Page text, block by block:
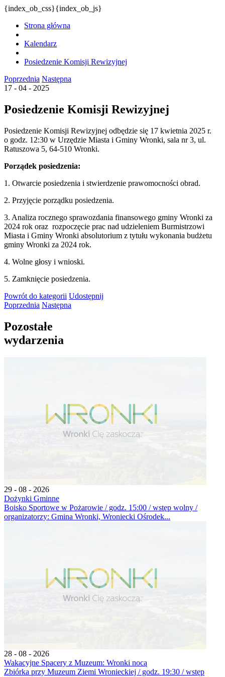
{index_ob_css}{index_ob_js}
Strona główna
Kalendarz
Posiedzenie Komisji Rewizyjnej
Poprzednia Następna
17 - 04 - 2025
Posiedzenie Komisji Rewizyjnej
Posiedzenie Komisji Rewizyjnej odbędzie się 17 kwietnia 2025 r.
o godz. 12:30 w Urzędzie Miasta i Gminy Wronki, sala nr 3, ul.
Ratuszowa 5, 64-510 Wronki.
Porządek posiedzenia:
1. Otwarcie posiedzenia i stwierdzenie prawomocności obrad.
2. Przyjęcie porządku posiedzenia.
3. Analiza rocznego sprawozdania finansowego gminy Wronki za
2024 rok oraz rozpoczęcie prac nad udzieleniem Burmistrzowi
Miasta i Gminy Wronki absolutorium z tytułu wykonania budżetu
gminy Wronki za 2024 rok.
4. Wolne głosy i wnioski.
5. Zamknięcie posiedzenia.
Powrót do kategorii Udostępnij
Poprzednia Następna
Pozostałe
wydarzenia
29 - 08 - 2026
Dożynki Gminne
Boisko Sportowe w Pożarowie / godz. 15:00 / wstęp wolny /
organizatorzy: Gmina Wronki, Wroniecki Ośrodek...
28 - 08 - 2026
Wakacyjne Spacery z Muzeum: Wronki nocą
Zbiórka przy Muzeum Ziemi Wronieckiej / godz. 19:30 / wstęp